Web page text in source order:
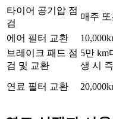
타이어 공기압 점
검
매주 또
에어 필터 교환
브레이크 패드 점
검 및 교환
5만 km
생 시
연료 필터 교환